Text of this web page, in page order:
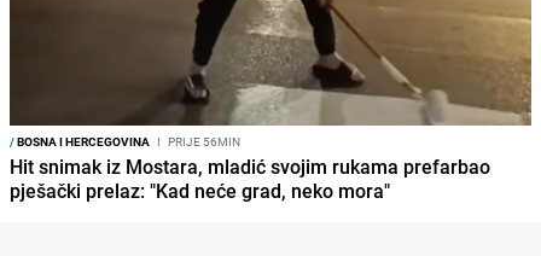
/BOSNA I HERCEGOVINA I PRIJE 56MIN
Hit snimak iz Mostara, mladić svojim rukama prefarbao
pješački prelaz: "Kad neće grad, neko mora"